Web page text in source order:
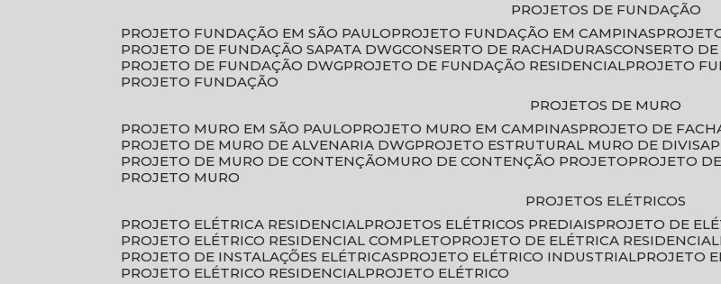
PROJETOS DE FUNDAÇÃO
PROJETO FUNDAÇÃO EM SÃO PAULO
PROJETO FUNDAÇÃO EM CAMPINAS
PROJETO DE FUNDAÇÃO SAPATA DWG CONSERTO DE RACHADURAS CONSERTO
PROJETO DE FUNDAÇÃO DWG
PROJETO DE FUNDAÇÃO RESIDENCIAL PROJETO
PROJETO FUNDAÇÃO
PROJETOS DE MURO
PROJETO MURO EM SÃO PAULO
PROJETO MURO EM CAMPINAS PROJETO DE
PROJETO DE MURO DE ALVENARIA DWG
PROJETO ESTRUTURAL MURO DE DIVISA
PROJETO DE MURO DE CONTENÇÃO
MURO DE CONTENÇÃO PROJETO PROJETO
PROJETO MURO
PROJETOS ELÉTRICOS
PROJETO ELÉTRICA RESIDENCIAL
PROJETOS ELÉTRICOS PREDIAIS PROJETO DE
PROJETO ELÉTRICO RESIDENCIAL COMPLETO
PROJETO DE ELÉTRICA RESIDENCIAL
PROJETO DE INSTALAÇÕES ELÉTRICAS
PROJETO ELÉTRICO INDUSTRIAL
PROJETO
PROJETO ELÉTRICO RESIDENCIAL
PROJETO ELÉTRICO